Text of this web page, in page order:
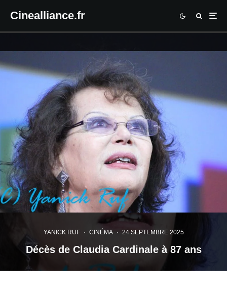
Cinealliance.fr
YANICK RUF · CINÉMA · 24 SEPTEMBRE 2025
Décès de Claudia Cardinale à 87 ans